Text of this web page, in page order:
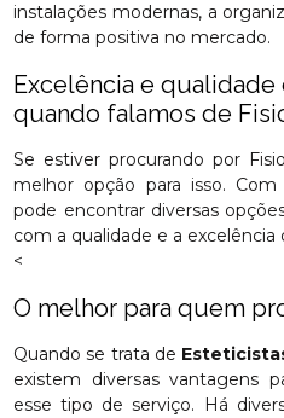
instalações modernas, a
de forma positiva no mercado.
Excelência e
quando falamos de
Se estiver procurando por
melhor opção para isso.
pode encontrar diversas
com a qualidade e a
<
O melhor para quem
Quando se trata de
existem diversas vantagens
esse tipo de serviço. Há